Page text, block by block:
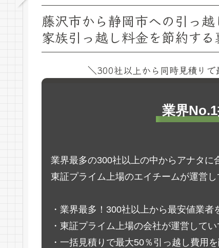
藤沢市から静岡市への引っ
家族引っ越し料金を節約する
＼300社以上から同時見積りで
業界
業界最多の300社以上の中からアナタに
東証プライム上場のエイチームが運営
・業界最多！300社以上から最安値業者
・東証プライム上場の会社が運営して
・一括見積りで最大50％引っ越し費用